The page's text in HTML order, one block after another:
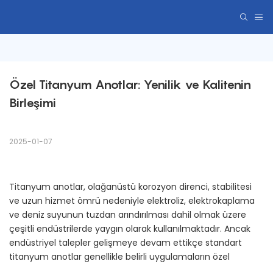
Özel Titanyum Anotlar: Yenilik ve Kalitenin
Birleşimi
2025-01-07
Titanyum anotlar, olağanüstü korozyon direnci, stabilitesi
ve uzun hizmet ömrü nedeniyle elektroliz, elektrokaplama
ve deniz suyunun tuzdan arındırılması dahil olmak üzere
çeşitli endüstrilerde yaygın olarak kullanılmaktadır. Ancak
endüstriyel talepler gelişmeye devam ettikçe standart
titanyum anotlar genellikle belirli uygulamaların özel